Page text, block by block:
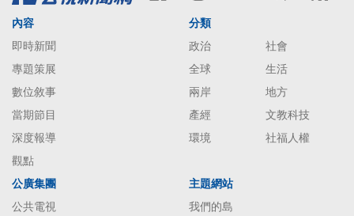
內容
即時新聞
專題策展
數位敘事
當期節目
深度報導
觀點
分類
政治
社會
全球
生活
兩岸
地方
產經
文教科技
環境
社福人權
公廣集團
公共電視
主題網站
我們的島